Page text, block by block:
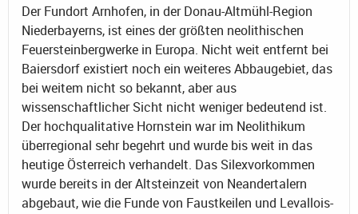
Der Fundort Arnhofen, in der Donau-Altmühl-Region
Niederbayerns, ist eines der größten neolithischen
Feuersteinbergwerke in Europa. Nicht weit entfernt bei
Baiersdorf existiert noch ein weiteres Abbaugebiet, das
bei weitem nicht so bekannt, aber aus
wissenschaftlicher Sicht nicht weniger bedeutend ist.
Der hochqualitative Hornstein war im Neolithikum
überregional sehr begehrt und wurde bis weit in das
heutige Österreich verhandelt. Das Silexvorkommen
wurde bereits in der Altsteinzeit von Neandertalern
abgebaut, wie die Funde von Faustkeilen und Levallois-